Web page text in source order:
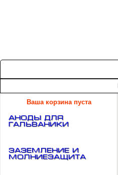
Ваша корзина пуста
АНОДЫ для
ГАЛЬВАНИКИ
Заземление и
Молниезащита